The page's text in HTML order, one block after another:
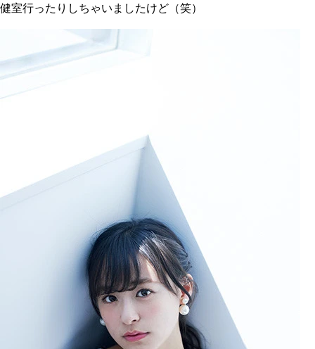
健室行ったりしちゃいましたけど（笑）